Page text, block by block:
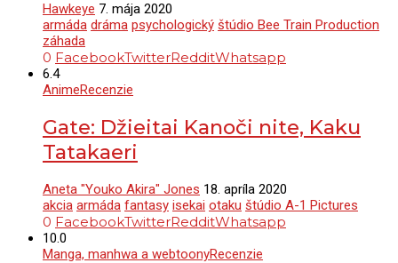
Hawkeye 7. mája 2020
armáda dráma psychologický štúdio Bee Train Production
záhada
0 FacebookTwitterRedditWhatsapp
6.4
AnimeRecenzie
Gate: Džieitai Kanoči nite, Kaku
Tatakaeri
Aneta "Youko Akira" Jones 18. apríla 2020
akcia armáda fantasy isekai otaku štúdio A-1 Pictures
0 FacebookTwitterRedditWhatsapp
10.0
Manga, manhwa a webtoonyRecenzie